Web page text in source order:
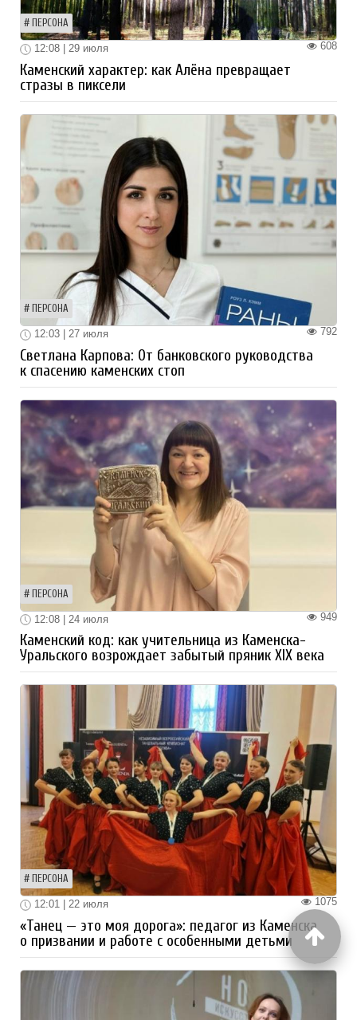
ПЕРСОНА
608
12:08 | 29 июля
Каменский характер: как Алёна превращает
стразы в пиксели
ПЕРСОНА
792
12:03 | 27 июля
Светлана Карпова: От банковского руководства
к спасению каменских стоп
ПЕРСОНА
949
12:08 | 24 июля
Каменский код: как учительница из Каменска-
Уральского возрождает забытый пряник XIX века
ПЕРСОНА
1075
12:01 | 22 июля
«Танец — это моя дорога»: педагог из Каменска
о призвании и работе с особенными детьми